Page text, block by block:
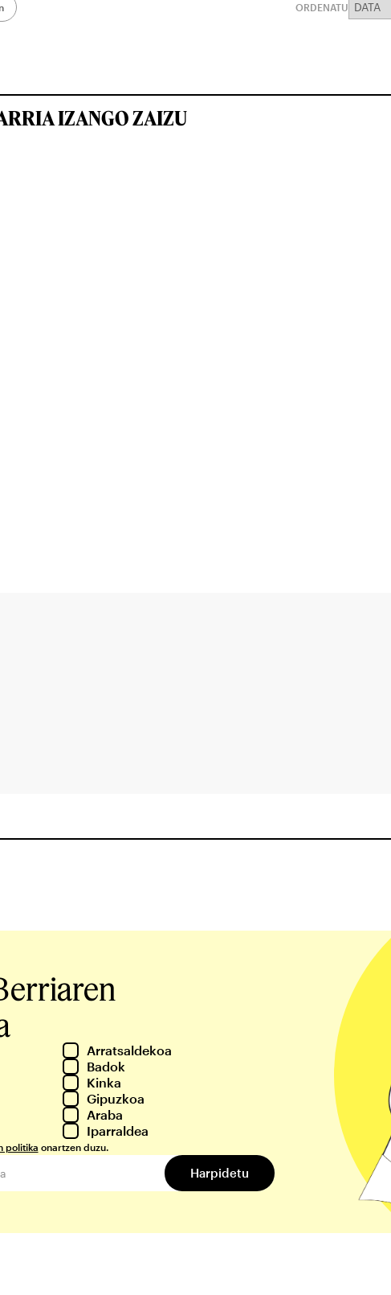
ORDENATU
IZANGO ZAIZU
Arratsaldekoa
Badok
Kinka
Gipuzkoa
Araba
Iparraldea
politika onartzen duzu.